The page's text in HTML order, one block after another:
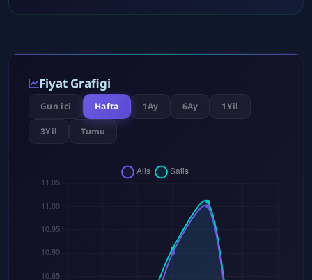
Fiyat Grafigi
Gun ici Hafta 1Ay 6Ay 1Yil
3Yil Tumu